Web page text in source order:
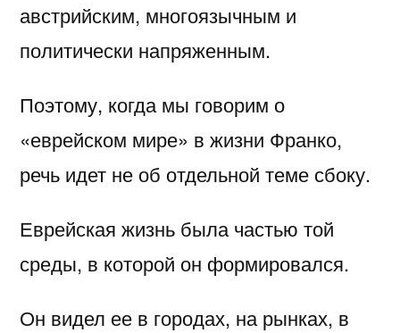
австрийским, многоязычным и
политически напряженным.
Поэтому, когда мы говорим о
«еврейском мире» в жизни Франко,
речь идет не об отдельной теме сбоку.
Еврейская жизнь была частью той
среды, в которой он формировался.
Он видел ее в городах, на рынках, в